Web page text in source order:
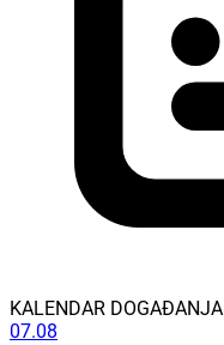
KALENDAR DOGAĐANJA
07.08